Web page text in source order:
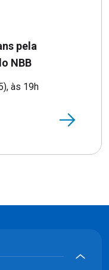
pela
NBB
às 19h